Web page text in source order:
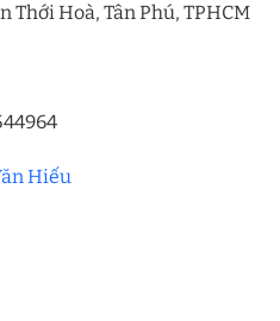
Thới Hoà, Tân Phú, TPHCM
Hiếu